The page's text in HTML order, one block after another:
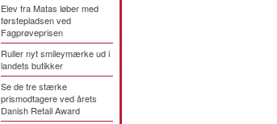
Elev fra Matas løber med
førstepladsen ved
Fagprøveprisen
Ruller nyt smileymærke ud i
landets butikker
Se de tre stærke
prismodtagere ved årets
Danish Retail Award